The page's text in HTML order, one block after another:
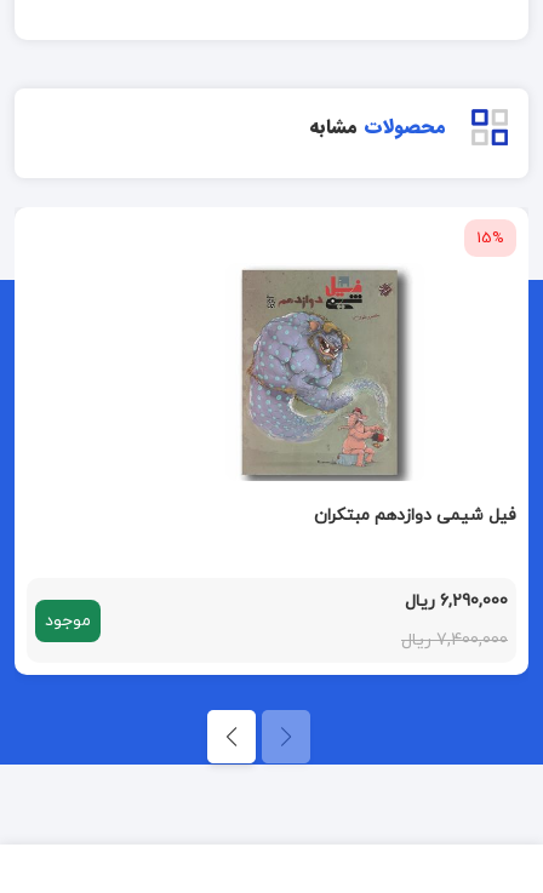
محصولات مشابه
15%
فیل شیمی دوازدهم مبتکران
6,290,000 ریال
7,400,000 ریال
موجود